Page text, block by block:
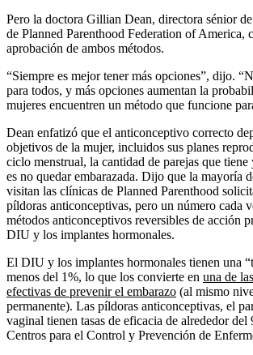
Pero la doctora Gillian Dean, directora sénior
de Planned Parenthood Federation of America,
aprobación de ambos métodos.
“Siempre es mejor tener más opciones”, dijo.
para todos, y más opciones aumentan la
mujeres encuentren un método que funcione
Dean enfatizó que el anticonceptivo correcto
objetivos de la mujer, incluidos sus planes
ciclo menstrual, la cantidad de parejas que
es no quedar embarazada. Dijo que la mayoría
visitan las clínicas de Planned Parenthood
píldoras anticonceptivas, pero un número cada
métodos anticonceptivos reversibles de acción
DIU y los implantes hormonales.
El DIU y los implantes hormonales tienen una
menos del 1%, lo que los convierte en una de
efectivas de prevenir el embarazo (al mismo
permanente). Las píldoras anticonceptivas, el
vaginal tienen tasas de eficacia de alrededor del
Centros para el Control y Prevención de